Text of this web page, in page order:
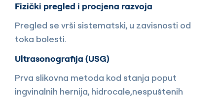
Fizički pregled i procjena razvoja
Pregled se vrši sistematski, u zavisnosti od
toka bolesti.
Ultrasonografija (USG)
Prva slikovna metoda kod stanja poput
ingvinalnih hernija, hidrocale,nespuštenih